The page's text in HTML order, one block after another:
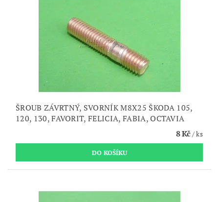
ŠROUB ZÁVRTNÝ, SVORNÍK M8X25 ŠKODA 105,
120, 130, FAVORIT, FELICIA, FABIA, OCTAVIA
8 Kč/ ks